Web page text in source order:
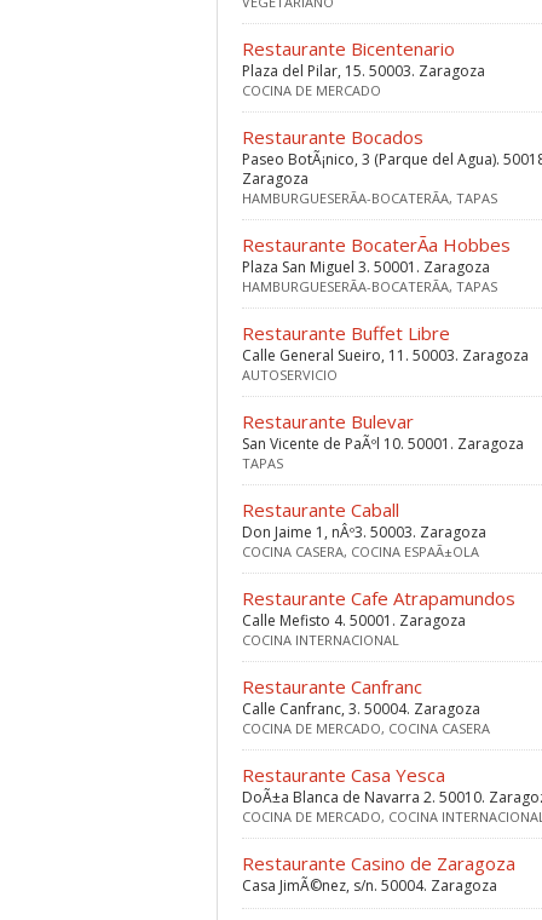
Restaurante Bicentenario
Plaza del Pilar, 15. 50003. Zaragoza
COCINA DE MERCADO
Restaurante Bocados
Paseo BotÃ¡nico, 3 (Parque del Agua).
Zaragoza
HAMBURGUESERÃ­A-BOCATERÃ­A, TAPAS
Restaurante BocaterÃ­a Hobbes
Plaza San Miguel 3. 50001. Zaragoza
HAMBURGUESERÃ­A-BOCATERÃ­A, TAPAS
Restaurante Buffet Libre
Calle General Sueiro, 11. 50003. Zaragoza
AUTOSERVICIO
Restaurante Bulevar
San Vicente de PaÃºl 10. 50001. Zaragoza
TAPAS
Restaurante Caball
Don Jaime 1, nÂº3. 50003. Zaragoza
COCINA CASERA, COCINA ESPAÃ±OLA
Restaurante Cafe Atrapamundos
Calle Mefisto 4. 50001. Zaragoza
COCINA INTERNACIONAL
Restaurante Canfranc
Calle Canfranc, 3. 50004. Zaragoza
COCINA DE MERCADO, COCINA CASERA
Restaurante Casa Yesca
DoÃ±a Blanca de Navarra 2. 50010.
COCINA DE MERCADO, COCINA
Restaurante Casino de Zaragoza
Casa JimÃ©nez, s/n. 50004. Zaragoza